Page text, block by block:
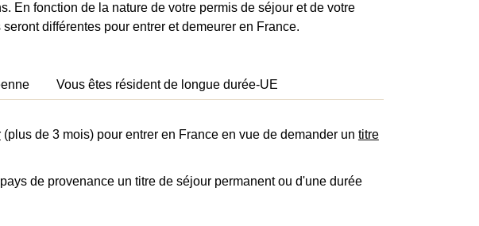
En fonction de la nature de votre permis de séjour et de votre
différentes pour entrer et demeurer en France.
Vous êtes résident de longue durée-UE
(plus de 3 mois) pour entrer en France en vue de demander un titre
de provenance un titre de séjour permanent ou d'une durée